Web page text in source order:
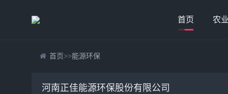
首页 农
首页>>能源环保
河南正佳能源环保股份有限公司